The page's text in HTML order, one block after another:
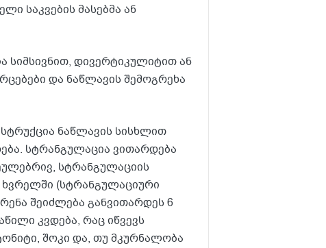
საკვების მასებმა ან
სიმსივნით, დივერტიკულიტით ან
და ნაწლავის შემოგრეხა
ნაწლავის სისხლით
სტრანგულაცია ვითარდება
სტრანგულაციის
(სტრანგულაციური
შეიძლება განვითარდეს 6
კვდება, რაც იწვევს
შოკი და, თუ მკურნალობა